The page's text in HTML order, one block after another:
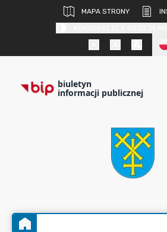
MAPA STRONY
biuletyn
informacji publicznej